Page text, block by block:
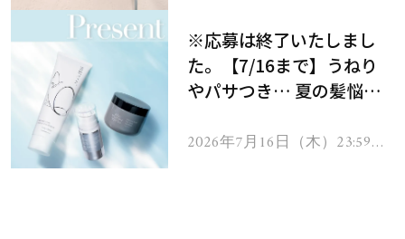
※応募は終了いたしまし
た。【7/16まで】うねり
やパサつき… 夏の髪悩み
ムを13名様にプレゼン
2026年7月16日（木）23:59ま